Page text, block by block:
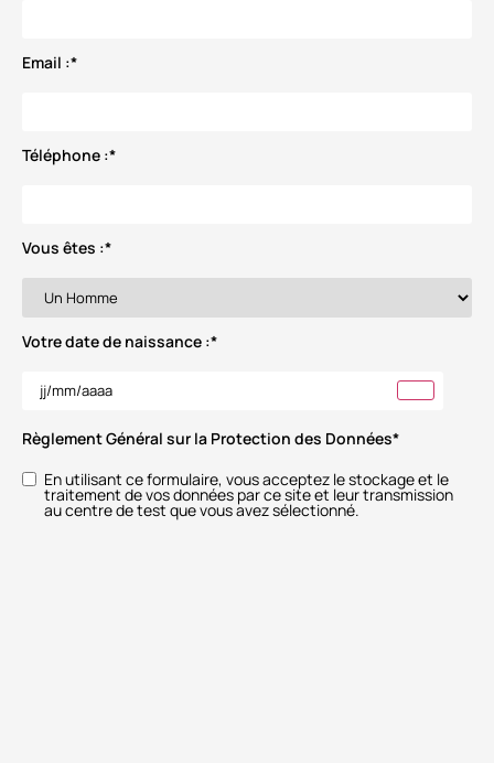
Email :*
Téléphone :*
Vous êtes :*
Votre date de naissance :*
Règlement Général sur la Protection des Données*
En utilisant ce formulaire, vous acceptez le stockage et le
traitement de vos données par ce site et leur transmission
au centre de test que vous avez sélectionné.